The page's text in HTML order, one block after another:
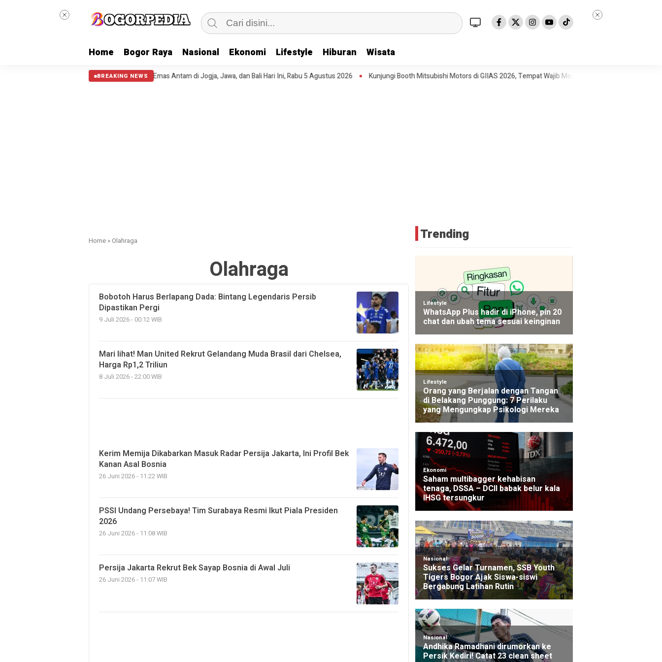
Home Bogor Raya Nasional Ekonomi Lifestyle Hiburan Wisata
BREAKING NEWS
Harga Emas Antam di Jogja, Jawa, dan Bali Hari Ini, Rabu 5 Agustus 2026 Kunjungi Booth Mitsubishi Motors di GIIAS 2026, Tempat Wajib Mencari Mobil Terbaik
Home »Olahraga
Olahraga
Bobotoh Harus Berlapang Dada: Bintang Legendaris Persib
Dipastikan Pergi
9 Juli 2026 - 00:12 WIB
Mari lihat! Man United Rekrut Gelandang Muda Brasil dari Chelsea,
Harga Rp1,2 Triliun
8 Juli 2026 - 22:00 WIB
Kerim Memija Dikabarkan Masuk Radar Persija Jakarta, Ini Profil Bek
Kanan Asal Bosnia
26 Juni 2026 - 11:22 WIB
PSSI Undang Persebaya! Tim Surabaya Resmi Ikut Piala Presiden
2026
26 Juni 2026 - 11:08 WIB
Persija Jakarta Rekrut Bek Sayap Bosnia di Awal Juli
26 Juni 2026 - 11:07 WIB
Trending